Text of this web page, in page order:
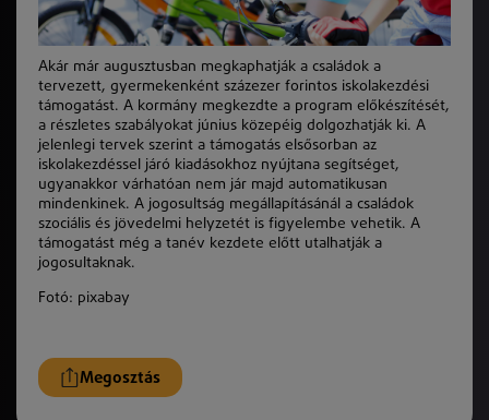
Akár már augusztusban megkaphatják a családok a
tervezett, gyermekenként százezer forintos iskolakezdési
támogatást. A kormány megkezdte a program előkészítését,
a részletes szabályokat június közepéig dolgozhatják ki. A
jelenlegi tervek szerint a támogatás elsősorban az
iskolakezdéssel járó kiadásokhoz nyújtana segítséget,
ugyanakkor várhatóan nem jár majd automatikusan
mindenkinek. A jogosultság megállapításánál a családok
szociális és jövedelmi helyzetét is figyelembe vehetik. A
támogatást még a tanév kezdete előtt utalhatják a
jogosultaknak.
Fotó: pixabay
Megosztás